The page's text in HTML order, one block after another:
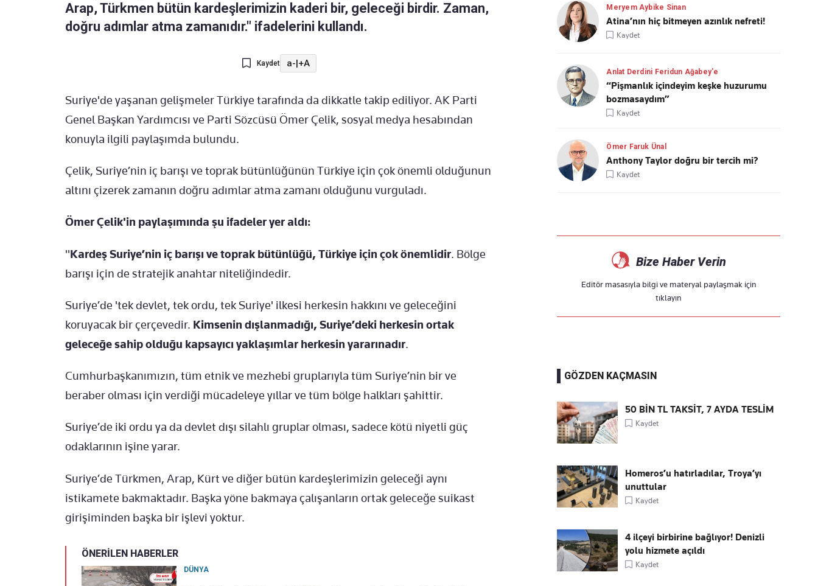
Arap, Türkmen bütün kardeşlerimizin kaderi bir, geleceği birdir. Zaman,
doğru adımlar atma zamanıdır." ifadelerini kullandı.
Kaydet a-|+A
Suriye'de yaşanan gelişmeler Türkiye tarafında da dikkatle takip ediliyor. AK Parti
Genel Başkan Yardımcısı ve Parti Sözcüsü Ömer Çelik, sosyal medya hesabından
konuyla ilgili paylaşımda bulundu.
Çelik, Suriye’nin iç barışı ve toprak bütünlüğünün Türkiye için çok önemli olduğunun
altını çizerek zamanın doğru adımlar atma zamanı olduğunu vurguladı.
Ömer Çelik'in paylaşımında şu ifadeler yer aldı:
"Kardeş Suriye’nin iç barışı ve toprak bütünlüğü, Türkiye için çok önemlidir. Bölge
barışı için de stratejik anahtar niteliğindedir.
Suriye’de 'tek devlet, tek ordu, tek Suriye' ilkesi herkesin hakkını ve geleceğini
koruyacak bir çerçevedir. Kimsenin dışlanmadığı, Suriye’deki herkesin ortak
geleceğe sahip olduğu kapsayıcı yaklaşımlar herkesin yararınadır.
Cumhurbaşkanımızın, tüm etnik ve mezhebi gruplarıyla tüm Suriye’nin bir ve
beraber olması için verdiği mücadeleye yıllar ve tüm bölge halkları şahittir.
Suriye’de iki ordu ya da devlet dışı silahlı gruplar olması, sadece kötü niyetli güç
odaklarının işine yarar.
Suriye’de Türkmen, Arap, Kürt ve diğer bütün kardeşlerimizin geleceği aynı
istikamete bakmaktadır. Başka yöne bakmaya çalışanların ortak geleceğe suikast
girişiminden başka bir işlevi yoktur.
ÖNERİLEN HABERLER
DÜNYA
Meryem Aybike Sinan
Atina’nın hiç bitmeyen azınlık nefreti!
Kaydet
Anlat Derdini Feridun Ağabey'e
“Pişmanlık içindeyim keşke huzurumu
bozmasaydım”
Kaydet
Ömer Faruk Ünal
Anthony Taylor doğru bir tercih mi?
Kaydet
Bize Haber Verin
Editör masasıyla bilgi ve materyal paylaşmak için
tıklayın
GÖZDEN KAÇMASIN
50 BİN TL TAKSİT, 7 AYDA TESLİM
Kaydet
Homeros’u hatırladılar, Troya’yı
unuttular
Kaydet
4 ilçeyi birbirine bağlıyor! Denizli
yolu hizmete açıldı
Kaydet